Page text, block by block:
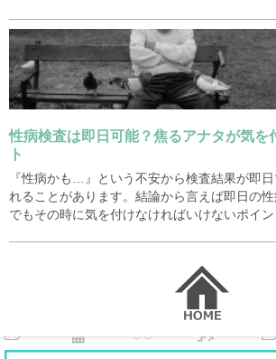
性病検査は即日可能？焦るアナタが気を
ト
『性病かも…』という不安から検査結果が即
れることがあります。結論から言えば即日の性
でもその時に気を付けなければいけないポイン